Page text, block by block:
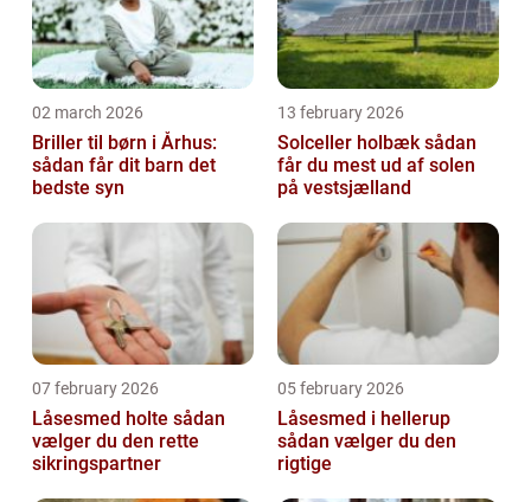
02 march 2026
Briller til børn i Århus:
sådan får dit barn det
bedste syn
13 february 2026
Solceller holbæk sådan
får du mest ud af solen
på vestsjælland
07 february 2026
Låsesmed holte sådan
vælger du den rette
sikringspartner
05 february 2026
Låsesmed i hellerup
sådan vælger du den
rigtige